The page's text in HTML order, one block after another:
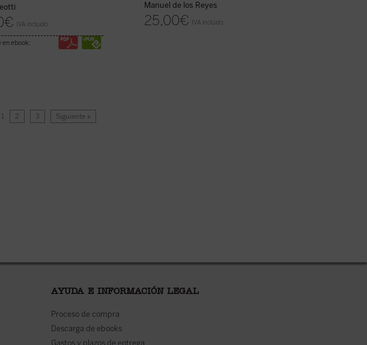
€ IVA incluido
en ebook:
Manuel de los Reyes
25,00€ IVA incluido
1 2 3 Siguiente »
AYUDA E INFORMACIÓN LEGAL
Proceso de compra
Descarga de ebooks
Gastos y plazos de entrega